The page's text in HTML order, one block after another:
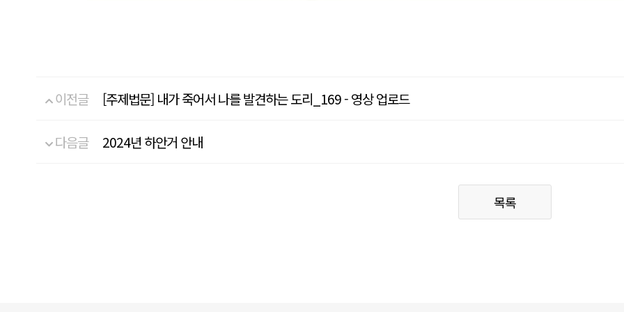
이전글 [주제법문] 내가 죽어서 나를 발견하는 도리_169 - 영상 업로드
다음글 2024년 하안거 안내
목록